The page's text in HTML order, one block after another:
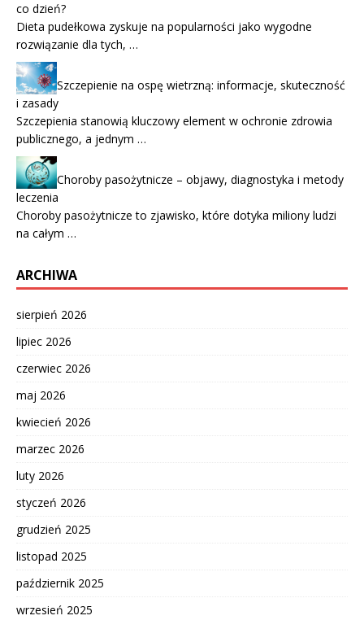
co dzień?
Dieta pudełkowa zyskuje na popularności jako wygodne
rozwiązanie dla tych, …
Szczepienie na ospę wietrzną: informacje, skuteczność
i zasady
Szczepienia stanowią kluczowy element w ochronie zdrowia
publicznego, a jednym …
Choroby pasożytnicze – objawy, diagnostyka i metody
leczenia
Choroby pasożytnicze to zjawisko, które dotyka miliony ludzi
na całym …
ARCHIWA
sierpień 2026
lipiec 2026
czerwiec 2026
maj 2026
kwiecień 2026
marzec 2026
luty 2026
styczeń 2026
grudzień 2025
listopad 2025
październik 2025
wrzesień 2025